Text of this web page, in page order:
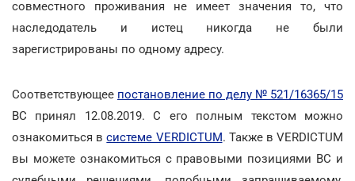
совместного проживания не имеет значения то, что
наследодатель и истец никогда не были
зарегистрированы по одному адресу.
Соответствующее постановление по делу № 521/16365/15
ВС принял 12.08.2019. С его полным текстом можно
ознакомиться всистеме VERDICTUM. Также в VERDICTUM
вы можете ознакомиться с правовыми позициями ВС и